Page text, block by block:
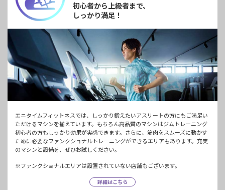
初心者から上級者まで、
しっかり満足！
エニタイムフィットネスでは、しっかり鍛えたいアスリートの方にもご満足い
ただけるマシンを揃えています。もちろん高品質のマシンはジムトレーニング
初心者の方もしっかり効果が実感できます。さらに、筋肉をスムーズに動かす
ために必要なファンクショナルトレーニングができるエリアもあります。充実
のマシンと設備を、ぜひお試しください。
※ファンクショナルエリアは設置されていない店舗もございます。
詳細はこちら